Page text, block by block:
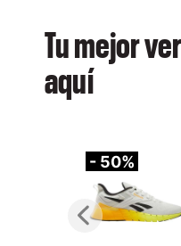
Tu mejor
aquí
- 50%
Previous